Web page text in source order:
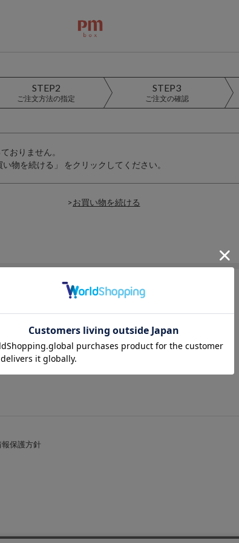
STEP2
ご注文方法の指定
STEP3
ご注文の確認
おりません。
物を続ける」 をクリックしてください。
>
HISTORY
保護方針